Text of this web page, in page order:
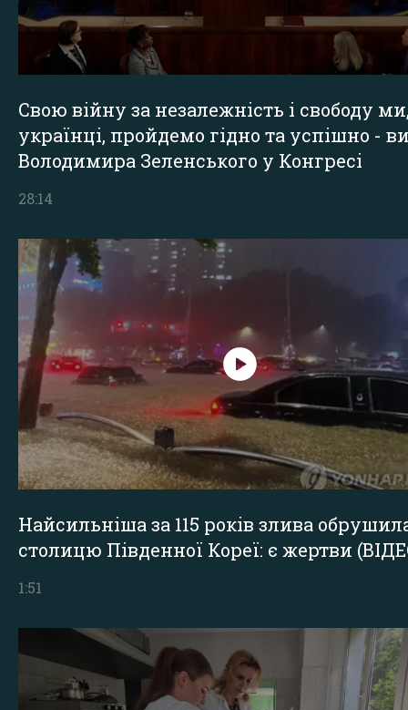
Свою війну за незалежність і свободу
українці, пройдемо гідно та успішно -
Володимира Зеленського у Конгресі
28:14
Найсильніша за 115 років злива
столицю Південної Кореї: є жертви
1:51